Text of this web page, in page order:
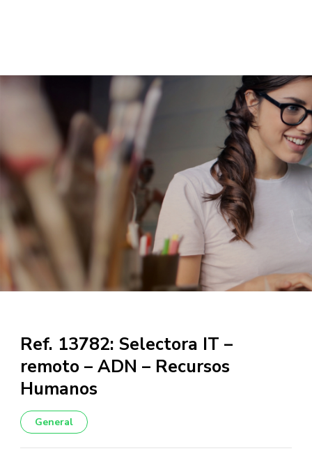
Ref. 13782: Selectora IT –
remoto – ADN – Recursos
Humanos
General